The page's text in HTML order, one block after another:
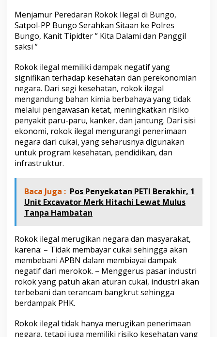
r
a
Menjamur Peredaran Rokok Ilegal di Bungo,
Satpol-PP Bungo Serahkan Sitaan ke Polres
Bungo, Kanit Tipidter ” Kita Dalami dan Panggil
saksi ”
Rokok ilegal memiliki dampak negatif yang
signifikan terhadap kesehatan dan perekonomian
negara. Dari segi kesehatan, rokok ilegal
mengandung bahan kimia berbahaya yang tidak
melalui pengawasan ketat, meningkatkan risiko
penyakit paru-paru, kanker, dan jantung. Dari sisi
ekonomi, rokok ilegal mengurangi penerimaan
negara dari cukai, yang seharusnya digunakan
untuk program kesehatan, pendidikan, dan
infrastruktur.
Baca Juga : Pos Penyekatan PETI Berakhir, 1
Unit Excavator Merk Hitachi Lewat Mulus
Tanpa Hambatan
Rokok ilegal merugikan negara dan masyarakat,
karena: – Tidak membayar cukai sehingga akan
membebani APBN dalam membiayai dampak
negatif dari merokok. – Menggerus pasar industri
rokok yang patuh akan aturan cukai, industri akan
terbebani dan terancam bangkrut sehingga
berdampak PHK.
Rokok ilegal tidak hanya merugikan penerimaan
negara, tetapi juga memiliki risiko kesehatan yang